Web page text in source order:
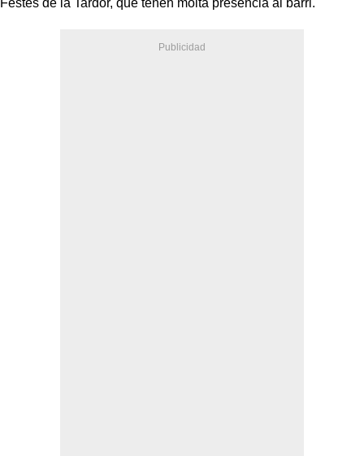
Festes de la Tardor, que tenen molta presència al barri.